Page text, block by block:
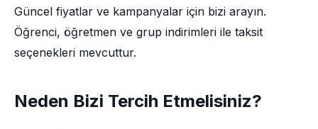
Güncel fiyatlar ve kampanyalar için bizi arayın.
Öğrenci, öğretmen ve grup indirimleri ile taksit
seçenekleri mevcuttur.
Neden Bizi Tercih Etmelisiniz?